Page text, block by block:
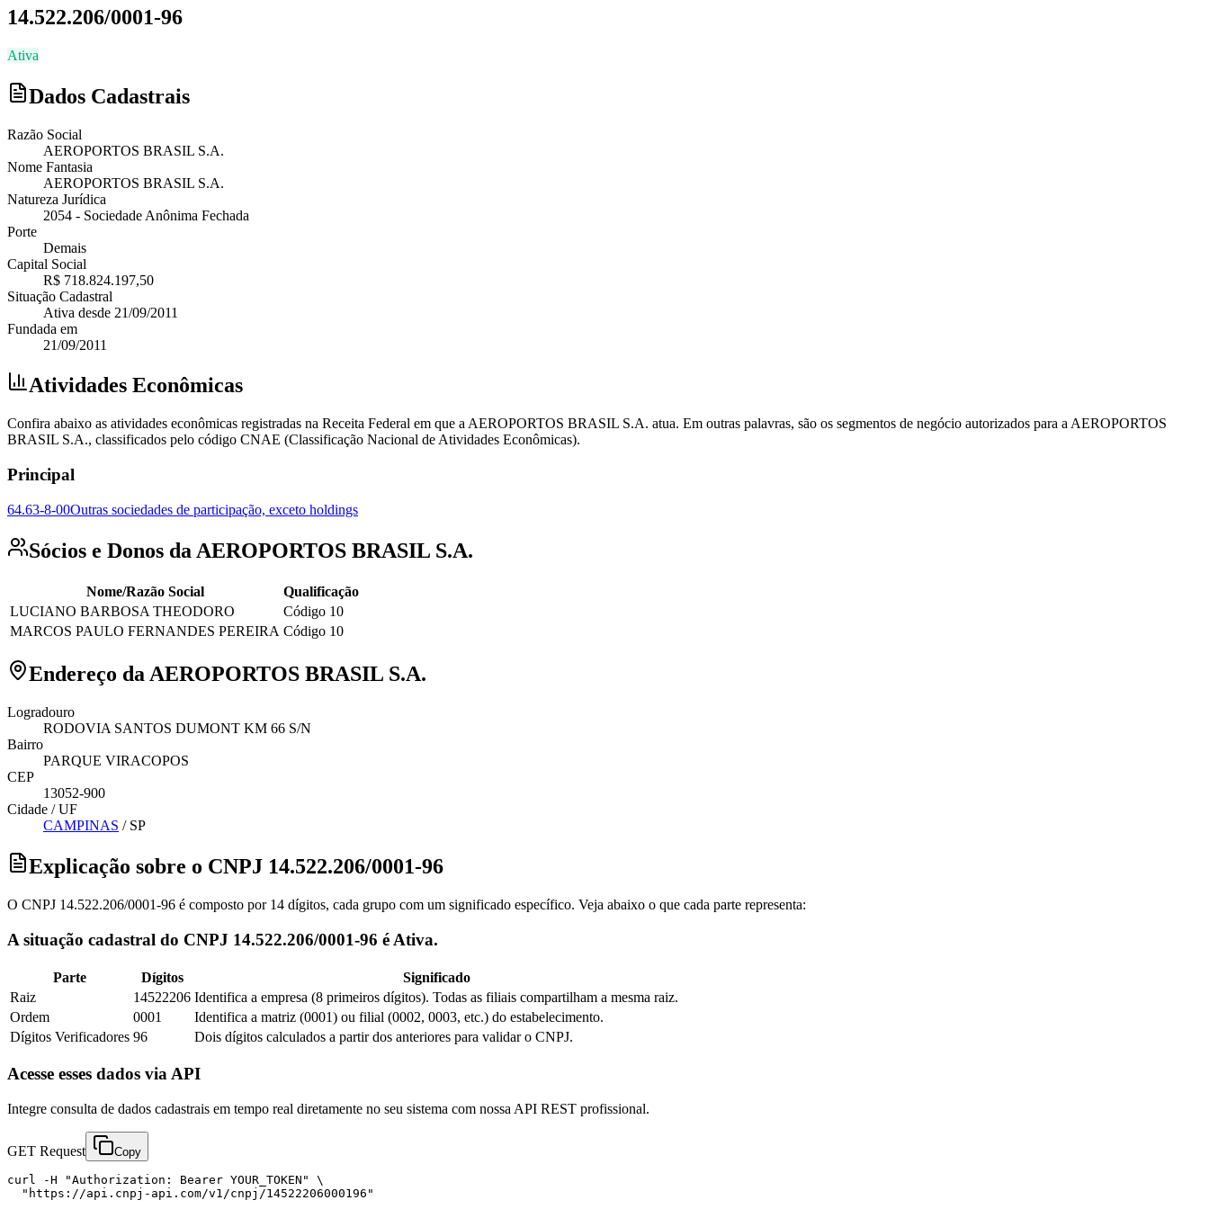
14.522.206/0001-96
Ativa
Dados Cadastrais
Razão Social
AEROPORTOS BRASIL S.A.
Nome Fantasia
AEROPORTOS BRASIL S.A.
Natureza Jurídica
2054 - Sociedade Anônima Fechada
Porte
Demais
Capital Social
R$ 718.824.197,50
Situação Cadastral
Ativa desde 21/09/2011
Fundada em
21/09/2011
Atividades Econômicas
Confira abaixo as atividades econômicas registradas na Receita Federal em que a AEROPORTOS BRASIL S.A. atua. Em outras palavras, são os segmentos de negócio autorizados para a AEROPORTOS
BRASIL S.A., classificados pelo código CNAE (Classificação Nacional de Atividades Econômicas).
Principal
64.63-8-00Outras sociedades de participação, exceto holdings
Sócios e Donos da AEROPORTOS BRASIL S.A.
Nome/Razão Social
Qualificação
LUCIANO BARBOSA THEODORO
Código 10
MARCOS PAULO FERNANDES PEREIRA Código 10
Endereço da AEROPORTOS BRASIL S.A.
Logradouro
RODOVIA SANTOS DUMONT KM 66 S/N
Bairro
PARQUE VIRACOPOS
CEP
13052-900
Cidade / UF
CAMPINAS / SP
Explicação sobre o CNPJ 14.522.206/0001-96
O CNPJ 14.522.206/0001-96 é composto por 14 dígitos, cada grupo com um significado específico. Veja abaixo o que cada parte representa:
A situação cadastral do CNPJ 14.522.206/0001-96 é Ativa.
Parte Dígitos
Significado
Raiz
14522206 Identifica a empresa (8 primeiros dígitos). Todas as filiais compartilham a mesma raiz.
Ordem
0001
Identifica a matriz (0001) ou filial (0002, 0003, etc.) do estabelecimento.
Dígitos Verificadores 96 Dois dígitos calculados a partir dos anteriores para validar o CNPJ.
Acesse esses dados via API
Integre consulta de dados cadastrais em tempo real diretamente no seu sistema com nossa API REST profissional.
GET Request Copy
curl -H "Authorization: Bearer YOUR_TOKEN" \
  "https://api.cnpj-api.com/v1/cnpj/14522206000196"